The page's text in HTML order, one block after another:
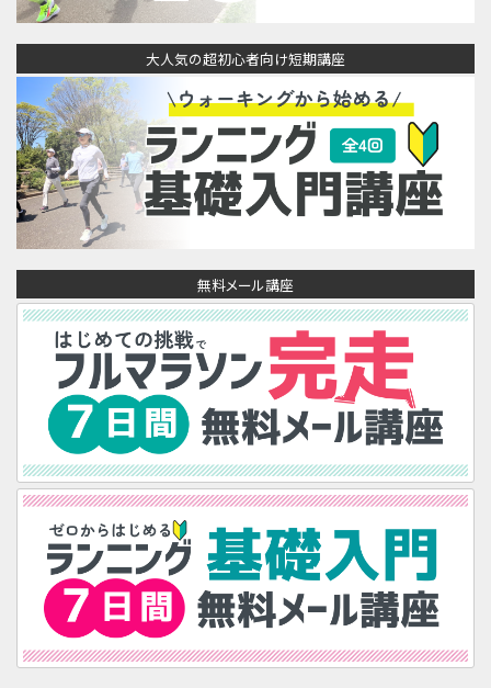
大人気の超初心者向け短期講座
無料メール講座